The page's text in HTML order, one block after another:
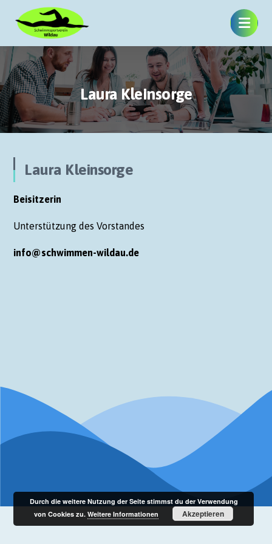
Laura Kleinsorge
Laura Kleinsorge
Beisitzerin
Unterstützung des Vorstandes
info@schwimmen-wildau.de
Durch die weitere Nutzung der Seite stimmst du der Verwendung
von Cookies zu.Weitere Informationen Akzeptieren